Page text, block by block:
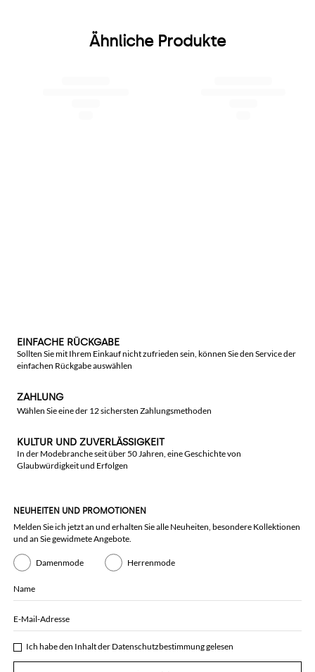
Ähnliche Produkte
EINFACHE RÜCKGABE
Sollten Sie mit Ihrem Einkauf nicht zufrieden sein, können Sie den Service der
einfachen Rückgabe auswählen
ZAHLUNG
Wählen Sie eine der 12 sichersten Zahlungsmethoden
KULTUR UND ZUVERLÄSSIGKEIT
In der Modebranche seit über 50 Jahren, eine Geschichte von
Glaubwürdigkeit und Erfolgen
NEUHEITEN UND PROMOTIONEN
Melden Sie ich jetzt an und erhalten Sie alle Neuheiten, besondere Kollektionen
und an Sie gewidmete Angebote.
Damenmode Herrenmode
Name
E-Mail-Adresse
Ich habe den Inhalt der Datenschutzbestimmunggelesen